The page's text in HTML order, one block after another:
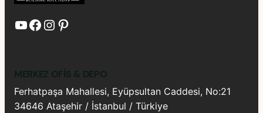
YouTube Facebook Instagram Pinterest
MERKEZ OFIS & DEPO
Ferhatpaşa Mahallesi, Eyüpsultan Caddesi, No:21
34646 Ataşehir / İstanbul / Türkiye